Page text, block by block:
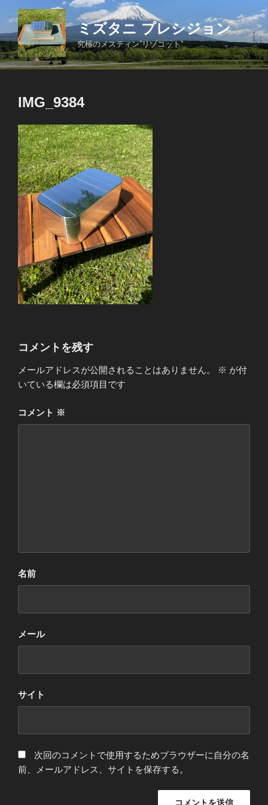
ン
テ
ン
ツ
ミズタニ プレシジョン
究極のメスティン”リゾコット”
IMG_9384
コメントを残す
メールアドレスが公開されることはありません。 ※ が付
いている欄は必須項目です
コメント ※
名前
メール
サイト
次回のコメントで使用するためブラウザーに自分の名
前、メールアドレス、サイトを保存する。